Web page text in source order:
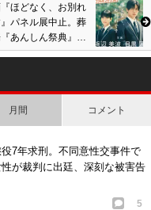
ほどなく、お別れ
パネル展中止。葬
あんしん祭典』で
定も批判殺到し…
月間 コメント
7年求刑。不同意性交事件で
が裁判に出廷、深刻な被害告
5